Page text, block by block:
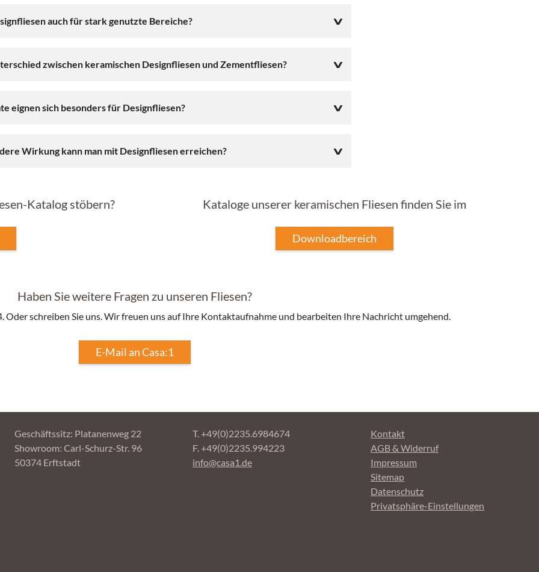
auch für stark genutzte Bereiche?
zwischen keramischen Designfliesen und Zementfliesen?
eignen sich besonders für Designfliesen?
Wirkung kann man mit Designfliesen erreichen?
Katalog stöbern? Kataloge unserer keramischen Fliesen finden Sie im
Downloadbereich
Haben Sie weitere Fragen zu unseren Fliesen?
Oder schreiben Sie uns. Wir freuen uns auf Ihre Kontaktaufnahme und bearbeiten Ihre Nachricht umgehend.
E-Mail an Casa:1
Geschäftssitz: Platanenweg 22
Showroom: Carl-Schurz-Str. 96
50374 Erftstadt
T. +49(0)2235.6984674
F. +49(0)2235.994223
info@casa1.de
Navigation überspringen
Kontakt
AGB & Widerruf
Impressum
Sitemap
Datenschutz
Privatsphäre-Einstellungen